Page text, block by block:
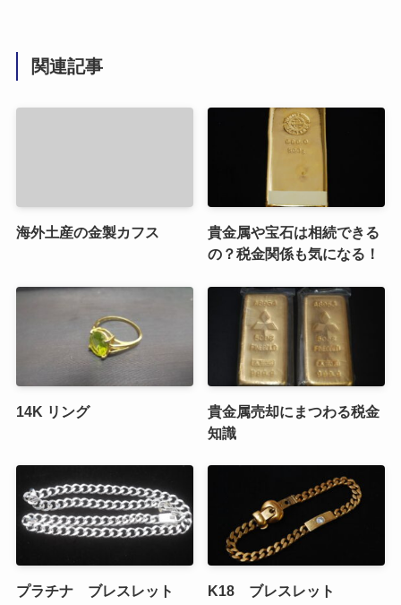
関連記事
海外土産の金製カフス
貴金属や宝石は相続できる
の？税金関係も気になる！
14K リング
貴金属売却にまつわる税金
知識
プラチナ ブレスレット K18 ブレスレット